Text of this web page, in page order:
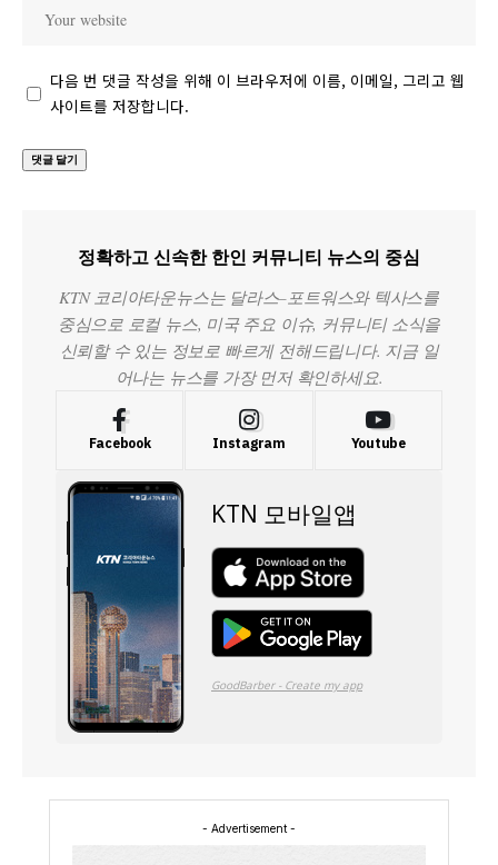
다음 번 댓글 작성을 위해 이 브라우저에 이름, 이메일, 그리고 웹
사이트를 저장합니다.
정확하고 신속한 한인 커뮤니티 뉴스의 중심
KTN 코리아타운뉴스는 달라스–포트워스와 텍사스를
중심으로 로컬 뉴스, 미국 주요 이슈, 커뮤니티 소식을
신뢰할 수 있는 정보로 빠르게 전해드립니다. 지금 일
어나는 뉴스를 가장 먼저 확인하세요.
Facebook Instagram Youtube
- Advertisement -